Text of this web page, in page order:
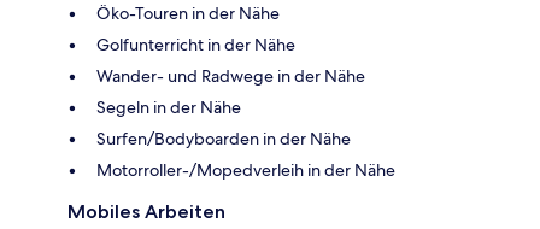
Öko-Touren in der Nähe
Golfunterricht in der Nähe
Wander- und Radwege in der Nähe
Segeln in der Nähe
Surfen/Bodyboarden in der Nähe
Motorroller-/Mopedverleih in der Nähe
Mobiles Arbeiten